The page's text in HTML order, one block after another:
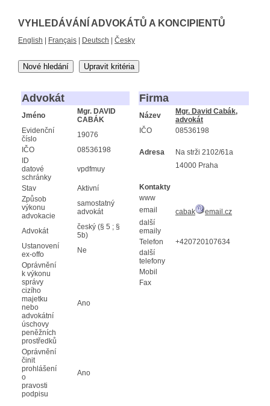
VYHLEDÁVÁNÍ ADVOKÁTŮ A KONCIPIENTŮ
English Français Deutsch Česky
Nové hledání Upravit kritéria
Advokát
Jméno
Mgr. DAVID
CABÁK
Evidenční
číslo
19076
IČO
08536198
ID
datové
schránky
vpdfmuy
Stav
Aktivní
Způsob
výkonu
advokacie
samostatný
advokát
Advokát
český (§ 5 ; §
5b)
Ustanovení
ex-offo
Ne
Oprávnění
k výkonu
správy
cizího
majetku
nebo
advokátní
úschovy
peněžních
prostředků
Ano
Oprávnění
činit
prohlášení
o
pravosti
podpisu
Ano
Firma
Název
Mgr. David Cabák,
advokát
IČO
08536198
Adresa
Na strži 2102/61a
14000 Praha
Kontakty
www
email
cabak
email.cz
další
emaily
Telefon
+420720107634
další
telefony
Mobil
Fax